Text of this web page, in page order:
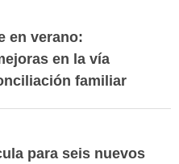
en verano:
en la vía
familiar
para seis nuevos